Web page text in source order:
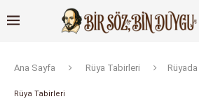
Ana Sayfa Rüya Tabirleri
Rüya Tabirleri